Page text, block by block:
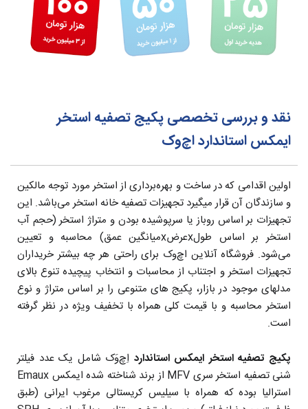
نقد و بررسی تخصصی پکیج تصفیه استخر
ایمکس استاندارد اچ‌وک
اولین اقدامی که در ساخت و بهره‌برداری از استخر مورد توجه مالکین
و سازندگان آن قرار میگیرد تجهیزات تصفیه خانه استخر می‌باشد. این
تجهیزات بر اساس روباز یا سرپوشیده بودن و متراژ استخر (حجم آب
استخر بر اساس طولxعرضxمیانگین عمق) محاسبه و تعیین
می‌شود. فروشگاه آنلاین اچ‌وک برای راحتی هر چه بیشتر خریداران
تجهیزات استخر و اجتناب از محاسبات و انتخاب پیچیده تنوع بالای
مدلهای موجود در بازار، پکیج های متنوعی را بر اساس متراژ و نوع
استخر محاسبه و با قیمت کلی همراه با تخفیف ویژه در نظر گرفته
است.
پکیج تصفیه استخر ایمکس استاندارد اِچ‌وَک شامل یک عدد فیلتر
شنی تصفیه استخر سری MFV از برند شناخته شده ایمکس Emaux
استرالیا بوده که همراه با سیلیس کریستالی مرغوب ایرانی (طبق